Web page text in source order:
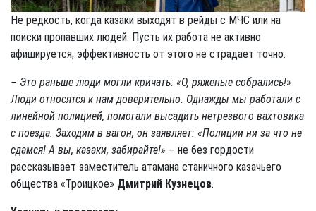
Не редкость, когда казаки выходят в рейды с МЧС или на
поиски пропавших людей. Пусть их работа не активно
афишируется, эффективность от этого не страдает точно.
– Это раньше люди могли кричать: «О, ряженые собрались!»
Люди относятся к нам доверительно. Однажды мы работали с
линейной полицией, помогали высадить нетрезвого вахтовика
с поезда. Заходим в вагон, он заявляет: «Полиции ни за что не
сдамся! А вы, казаки, забирайте!» – не без гордости
рассказывает заместитель атамана станичного казачьего
общества «Троицкое» Дмитрий Кузнецов.